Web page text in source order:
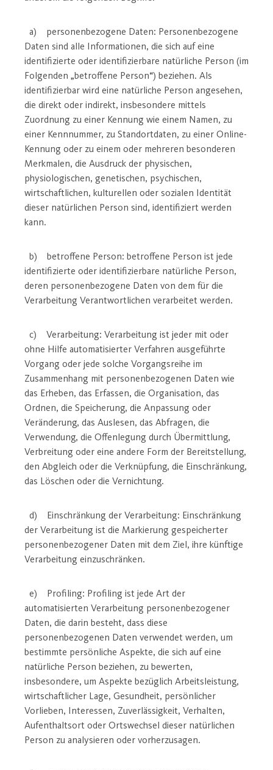
a) personenbezogene Daten: Personenbezogene
Daten sind alle Informationen, die sich auf eine
identifizierte oder identifizierbare natürliche Person (im
Folgenden „betroffene Person“) beziehen. Als
identifizierbar wird eine natürliche Person angesehen,
die direkt oder indirekt, insbesondere mittels
Zuordnung zu einer Kennung wie einem Namen, zu
einer Kennnummer, zu Standortdaten, zu einer Online-
Kennung oder zu einem oder mehreren besonderen
Merkmalen, die Ausdruck der physischen,
physiologischen, genetischen, psychischen,
wirtschaftlichen, kulturellen oder sozialen Identität
dieser natürlichen Person sind, identifiziert werden
kann.
b) betroffene Person: betroffene Person ist jede
identifizierte oder identifizierbare natürliche Person,
deren personenbezogene Daten von dem für die
Verarbeitung Verantwortlichen verarbeitet werden.
c) Verarbeitung: Verarbeitung ist jeder mit oder
ohne Hilfe automatisierter Verfahren ausgeführte
Vorgang oder jede solche Vorgangsreihe im
Zusammenhang mit personenbezogenen Daten wie
das Erheben, das Erfassen, die Organisation, das
Ordnen, die Speicherung, die Anpassung oder
Veränderung, das Auslesen, das Abfragen, die
Verwendung, die Offenlegung durch Übermittlung,
Verbreitung oder eine andere Form der Bereitstellung,
den Abgleich oder die Verknüpfung, die Einschränkung,
das Löschen oder die Vernichtung.
d) Einschränkung der Verarbeitung: Einschränkung
der Verarbeitung ist die Markierung gespeicherter
personenbezogener Daten mit dem Ziel, ihre künftige
Verarbeitung einzuschränken.
e) Profiling: Profiling ist jede Art der
automatisierten Verarbeitung personenbezogener
Daten, die darin besteht, dass diese
personenbezogenen Daten verwendet werden, um
bestimmte persönliche Aspekte, die sich auf eine
natürliche Person beziehen, zu bewerten,
insbesondere, um Aspekte bezüglich Arbeitsleistung,
wirtschaftlicher Lage, Gesundheit, persönlicher
Vorlieben, Interessen, Zuverlässigkeit, Verhalten,
Aufenthaltsort oder Ortswechsel dieser natürlichen
Person zu analysieren oder vorherzusagen.